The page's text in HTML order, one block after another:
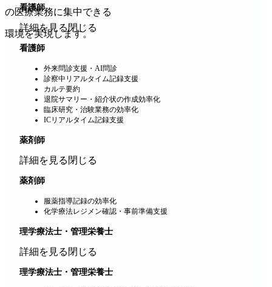
の医療業務に集中できる
環境を実現します。
看護師
詳細を見る閉じる
看護師
外来問診支援・AI問診
診察中リアルタイム記録支援
カルテ要約
退院サマリー・紹介状の作成効率化
臨床研究・治験業務の効率化
ICリアルタイム記録支援
薬剤師
詳細を見る 閉じる
薬剤師
服薬指導記録の効率化
化学療法レジメン確認・事前準備支援
理学療法士・管理栄養士
詳細を見る 閉じる
理学療法士・管理栄養士